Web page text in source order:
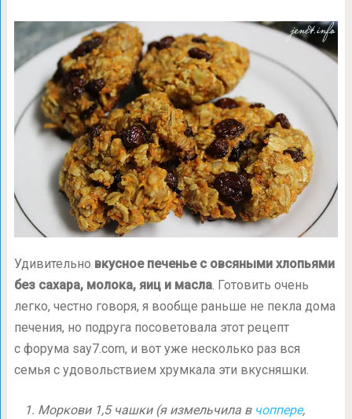
Удивительно вкусное печенье с овсяными хлопьями
без сахара, молока, яиц и масла. Готовить очень
легко, честно говоря, я вообще раньше не пекла дома
печения, но подруга посоветовала этот рецепт
с форума say7.com, и вот уже несколько раз вся
семья с удовольствием хрумкала эти вкусняшки.
Моркови 1,5 чашки (я измельчила в чоппере,